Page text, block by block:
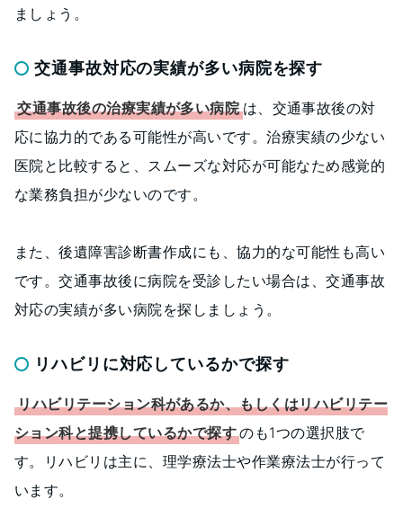
ましょう。
交通事故対応の実績が多い病院を探す
交通事故後の治療実績が多い病院は、交通事故後の対
応に協力的である可能性が高いです。治療実績の少ない
医院と比較すると、スムーズな対応が可能なため感覚的
な業務負担が少ないのです。
また、後遺障害診断書作成にも、協力的な可能性も高い
です。交通事故後に病院を受診したい場合は、交通事故
対応の実績が多い病院を探しましょう。
リハビリに対応しているかで探す
リハビリテーション科があるか、もしくはリハビリテー
ション科と提携しているかで探すのも1つの選択肢で
す。リハビリは主に、理学療法士や作業療法士が行って
います。